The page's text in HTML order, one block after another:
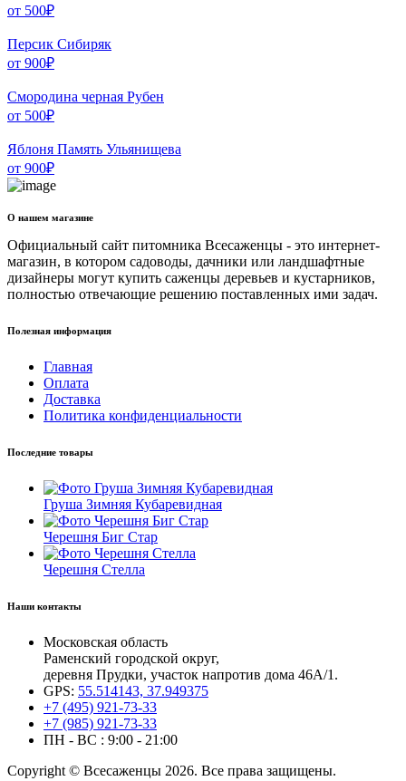
от 500₽
Персик Сибиряк
от 900₽
Смородина черная Рубен
от 500₽
Яблоня Память Ульянищева
от 900₽
О нашем магазине
Официальный сайт питомника Всесаженцы - это интернет-
магазин, в котором садоводы, дачники или ландшафтные
дизайнеры могут купить саженцы деревьев и кустарников,
полностью отвечающие решению поставленных ими задач.
Полезная информация
Главная
Оплата
Доставка
Политика конфиденциальности
Последние товары
Груша Зимняя Кубаревидная
Черешня Биг Стар
Черешня Стелла
Наши контакты
Московская область
Раменский городской округ,
деревня Прудки, участок напротив дома 46А/1.
GPS: 55.514143, 37.949375
+7 (495) 921-73-33
+7 (985) 921-73-33
ПН - ВС : 9:00 - 21:00
Copyright © Всесаженцы 2026. Все права защищены.